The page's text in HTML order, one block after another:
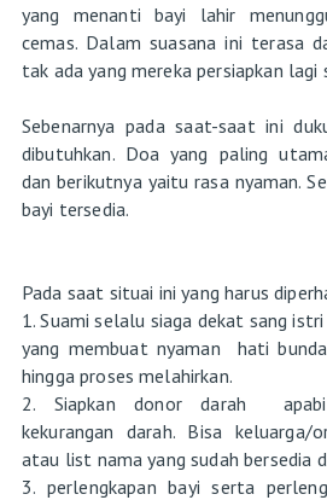
yang menanti bayi lahir
cemas. Dalam suasana ini terasa
tak ada yang mereka persiapkan lagi
Sebenarnya pada saat-saat ini
dibutuhkan. Doa yang paling
dan berikutnya yaitu rasa nyaman.
bayi tersedia.
Pada saat situai ini yang harus
1. Suami selalu siaga dekat sang
yang membuat nyaman hati
hingga proses melahirkan.
2. Siapkan donor darah
kekurangan darah. Bisa keluarga/
atau list nama yang sudah bersedia
3. perlengkapan bayi serta